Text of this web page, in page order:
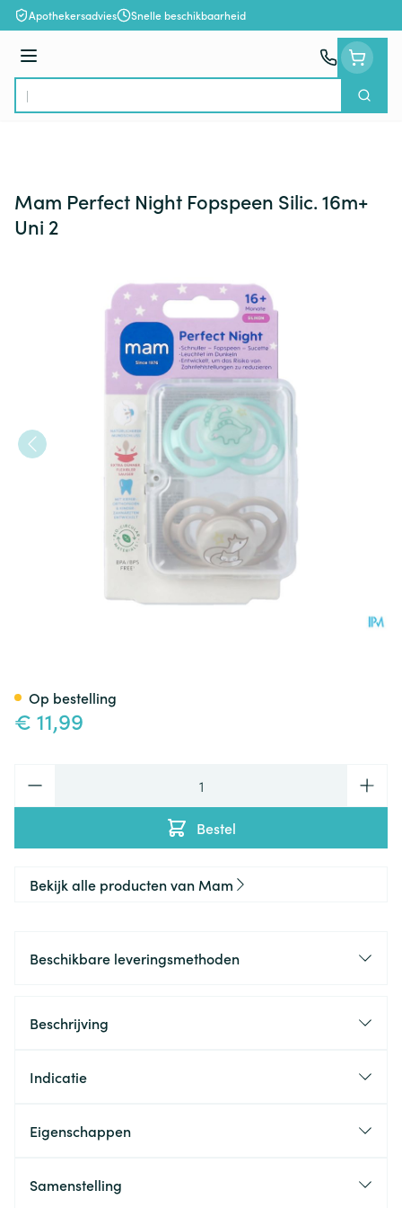
Ga naar de inhoud
Apothekersadvies Snelle beschikbaarheid
Menu
Product, merk, categorie...
Zoek
Mam Perfect Night Fopspeen Silic. 16m+
Uni 2
€ 11,99
Bestel
Op bestelling
Bekijk alle producten van Mam
Beschikbare leveringsmethoden
Beschrijving
Indicatie
Eigenschappen
Samenstelling